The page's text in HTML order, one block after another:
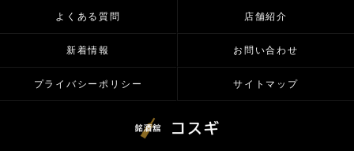
よくある質問 店舗紹介
新着情報 お問い合わせ
プライバシーポリシー サイトマップ